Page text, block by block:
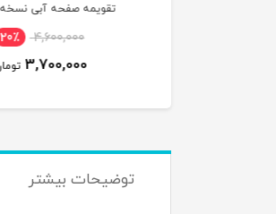
تقويمه صفحه آبی نسخه
4,600,000 20٪
3,700,000 تومان
توضيحات بيشتر